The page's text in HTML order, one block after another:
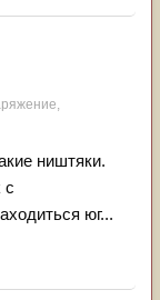
ништяки.
с
юг...